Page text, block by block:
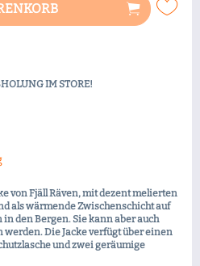
IM STORE!
von Fjäll Räven, mit dezent melierten
als wärmende Zwischenschicht auf
den Bergen. Sie kann aber auch
Die Jacke verfügt über einen
und zwei geräumige